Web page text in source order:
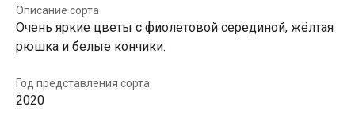
Описание сорта
Очень яркие цветы с фиолетовой серединой, жёлтая
рюшка и белые кончики.
Год представления сорта
2020